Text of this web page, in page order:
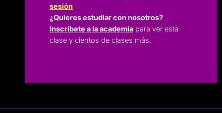
sesión
¿Quieres estudiar con nosotros?
Inscríbete a la academia para ver esta
clase y cientos de clases más.